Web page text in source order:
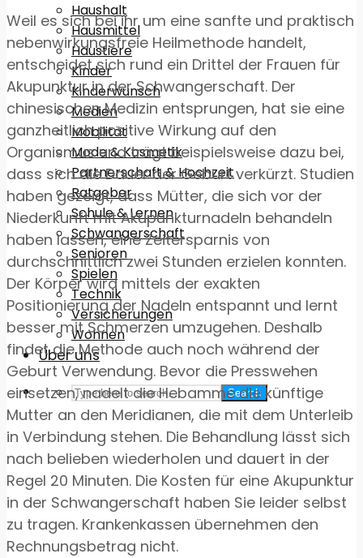
Haushalt
Hausmittel
Haustiere
Kinder
Kinderwunsch
Medien
Mobilität
Mode & Kosmetik
Partnerschaft & Hochzeit
Ratgeber
Schule & Lernen
Schwangerschaft
Senioren
Spielen
Technik
Versicherungen
Wohnen
Über uns
Search
Weil es sich bei ihr um eine sanfte und praktisch
nebenwirkungsfreie Heilmethode handelt,
entscheidet sich rund ein Drittel der Frauen für
Akupunktur in der Schwangerschaft. Der
chinesischen Medizin entsprungen, hat sie eine
ganzheitlich positive Wirkung auf den
Organismus und trägt beispielsweise dazu bei,
dass sich die Dauer der Geburt verkürzt. Studien
haben gezeigt, dass Mütter, die sich vor der
Niederkunft mit Akupunkturnadeln behandeln
haben lassen, eine Zeitersparnis von
durchschnittlich zwei Stunden erzielen konnten.
Der Körper wird mittels der exakten
Positionierung der Nadeln entspannt und lernt
besser mit Schmerzen umzugehen. Deshalb
findet die Methode auch noch während der
Geburt Verwendung. Bevor die Presswehen
einsetzen, nadelt die Hebamme die künftige
Mutter an den Meridianen, die mit dem Unterleib
in Verbindung stehen. Die Behandlung lässt sich
nach belieben wiederholen und dauert in der
Regel 20 Minuten. Die Kosten für eine Akupunktur
in der Schwangerschaft haben Sie leider selbst
zu tragen. Krankenkassen übernehmen den
Rechnungsbetrag nicht.